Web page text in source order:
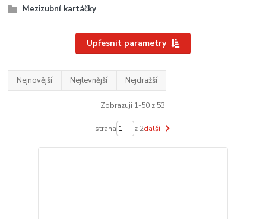
Mezizubní kartáčky
Upřesnit parametry
Nejnovější Nejlevnější Nejdražší
Zobrazuji 1-50 z 53
strana z 2další